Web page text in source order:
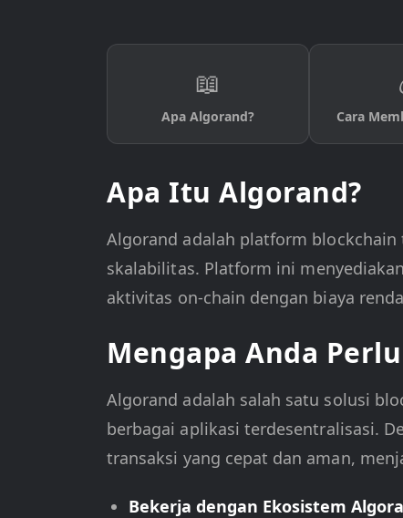
📖
Apa Algorand? Cara
Apa Itu Algorand?
Algorand adalah platform
skalabilitas. Platform ini
aktivitas on-chain dengan biaya
Mengapa Anda
Algorand adalah salah satu solusi
berbagai aplikasi terdesentralisasi.
transaksi yang cepat dan aman,
Bekerja dengan Ekosistem